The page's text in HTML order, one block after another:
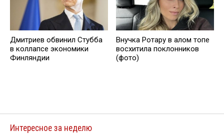
Дмитриев обвинил Стубба
в коллапсе экономики
Финляндии
Внучка Ротару в алом топе
восхитила поклонников
(фото)
Интересное за неделю